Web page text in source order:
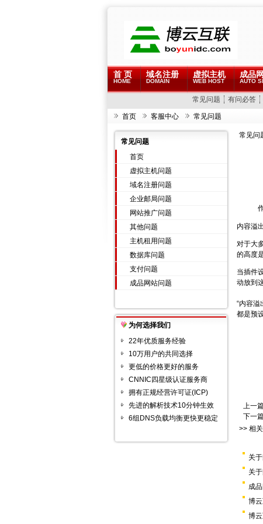
首 页
HOME
域名注册
DOMAIN
虚拟主机
WEB HOST
成品
AUTO
常见问题 有问必答
首页 客服中心 常见问题
常见问题
首页
虚拟主机问题
域名注册问题
企业邮局问题
网站推广问题
其他问题
主机租用问题
数据库问题
支付问题
成品网站问题
为何选择我们
22年优质服务经验
10万用户的共同选择
更低的价格更好的服务
CNNIC四星级认证服务商
拥有正规经营许可证(ICP)
先进的解析技术10分钟生效
6组DNS负载均衡更快更稳定
常见问
内容溢
对于大
的高度
当插件
动放到
“内容溢
都是预
上一
下一
>> 相
关
关
成
博
博